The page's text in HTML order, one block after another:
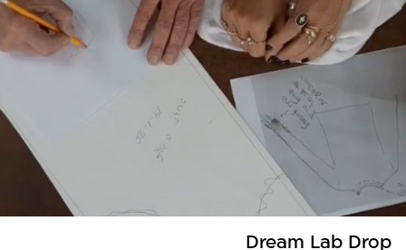
Dream Lab Drop